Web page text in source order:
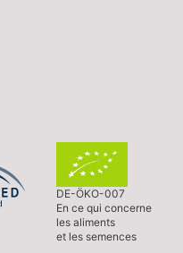
DE-ÖKO-007
En ce qui concerne
les aliments
et les semences